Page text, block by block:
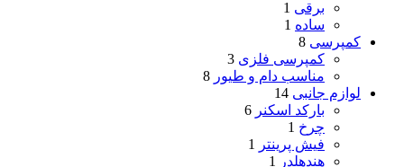
برقی 1
ساده 1
کمپرسی 8
کمپرسی فلزی 3
مناسب دام و طیور 8
لوازم جانبی 14
بارکد اسکنر 6
چرخ 1
فیش پرینتر
1
هندهلدر
1